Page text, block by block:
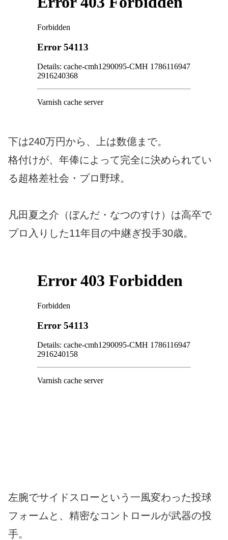
下は240万円から、上は数億まで。
格付けが、年俸によって完全に決められてい
る超格差社会・プロ野球。
凡田夏之介（ぼんだ・なつのすけ）は高卒で
プロ入りした11年目の中継ぎ投手30歳。
左腕でサイドスローという一風変わった投球
フォームと、精密なコントロールが武器の投
手。